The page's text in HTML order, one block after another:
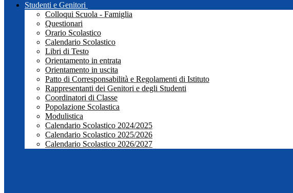
Studenti e Genitori
Colloqui Scuola - Famiglia
Questionari
Orario Scolastico
Calendario Scolastico
Libri di Testo
Orientamento in entrata
Orientamento in uscita
Patto di Corresponsabilità e Regolamenti di Istituto
Rappresentanti dei Genitori e degli Studenti
Coordinatori di Classe
Popolazione Scolastica
Modulistica
Calendario Scolastico 2024/2025
Calendario Scolastico 2025/2026
Calendario Scolastico 2026/2027